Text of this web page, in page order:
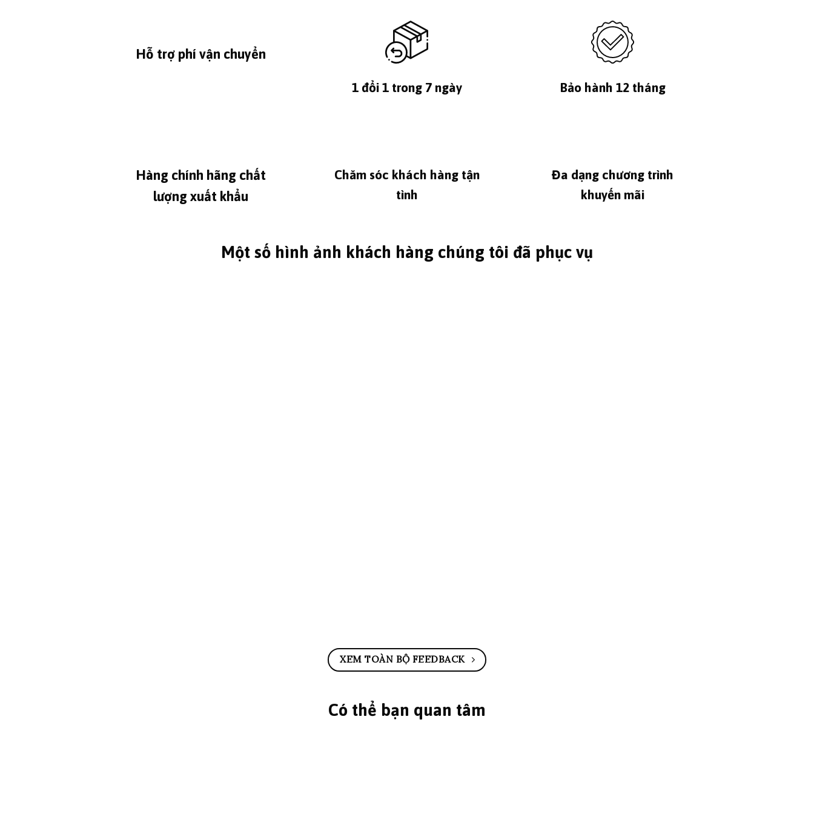
Hỗ trợ phí vận chuyển
1 đổi 1 trong 7 ngày Bảo hành 12 tháng
Hàng chính hãng chất
lượng xuất khẩu
Chăm sóc khách hàng tận
tình
Đa dạng chương trình
khuyến mãi
Một số hình ảnh khách hàng chúng tôi đã phục vụ
XEM TOÀN BỘ FEEDBACK
Có thể bạn quan tâm